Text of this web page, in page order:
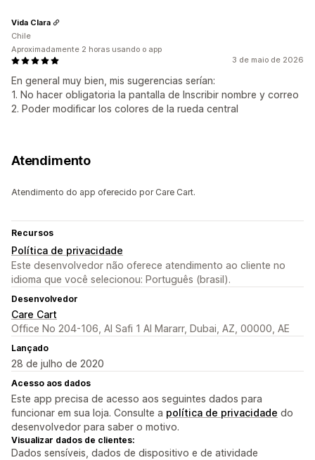
3 de maio de 2026
En general muy bien, mis sugerencias serían:
1. No hacer obligatoria la pantalla de Inscribir nombre y correo
2. Poder modificar los colores de la rueda central
Vida Clara
Chile
Aproximadamente 2 horas usando o app
Atendimento
Atendimento do app oferecido por Care Cart.
Recursos
Política de privacidade
Este desenvolvedor não oferece atendimento ao cliente no
idioma que você selecionou: Português (brasil).
Desenvolvedor
Care Cart
Office No 204-106, Al Safi 1 Al Mararr, Dubai, AZ, 00000, AE
Lançado
28 de julho de 2020
Acesso aos dados
Este app precisa de acesso aos seguintes dados para
funcionar em sua loja. Consulte a política de privacidade do
desenvolvedor para saber o motivo.
Visualizar dados de clientes:
Dados sensíveis, dados de dispositivo e de atividade